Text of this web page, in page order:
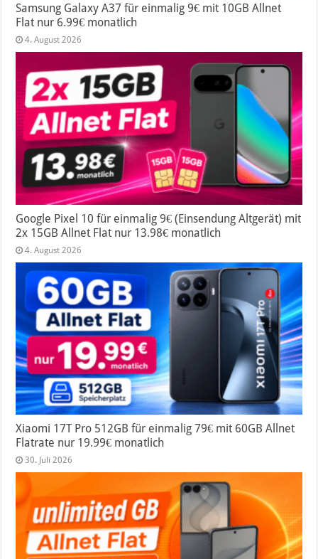
Samsung Galaxy A37 für einmalig 9€ mit 10GB Allnet
Flat nur 6.99€ monatlich
4. August 2026
Google Pixel 10 für einmalig 9€ (Einsendung Altgerät) mit
2x 15GB Allnet Flat nur 13.98€ monatlich
4. August 2026
Xiaomi 17T Pro 512GB für einmalig 79€ mit 60GB Allnet
Flatrate nur 19.99€ monatlich
30. Juli 2026